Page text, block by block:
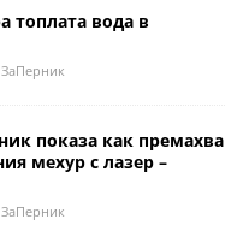
топлата вода в
показа как премахва
мехур с лазер –